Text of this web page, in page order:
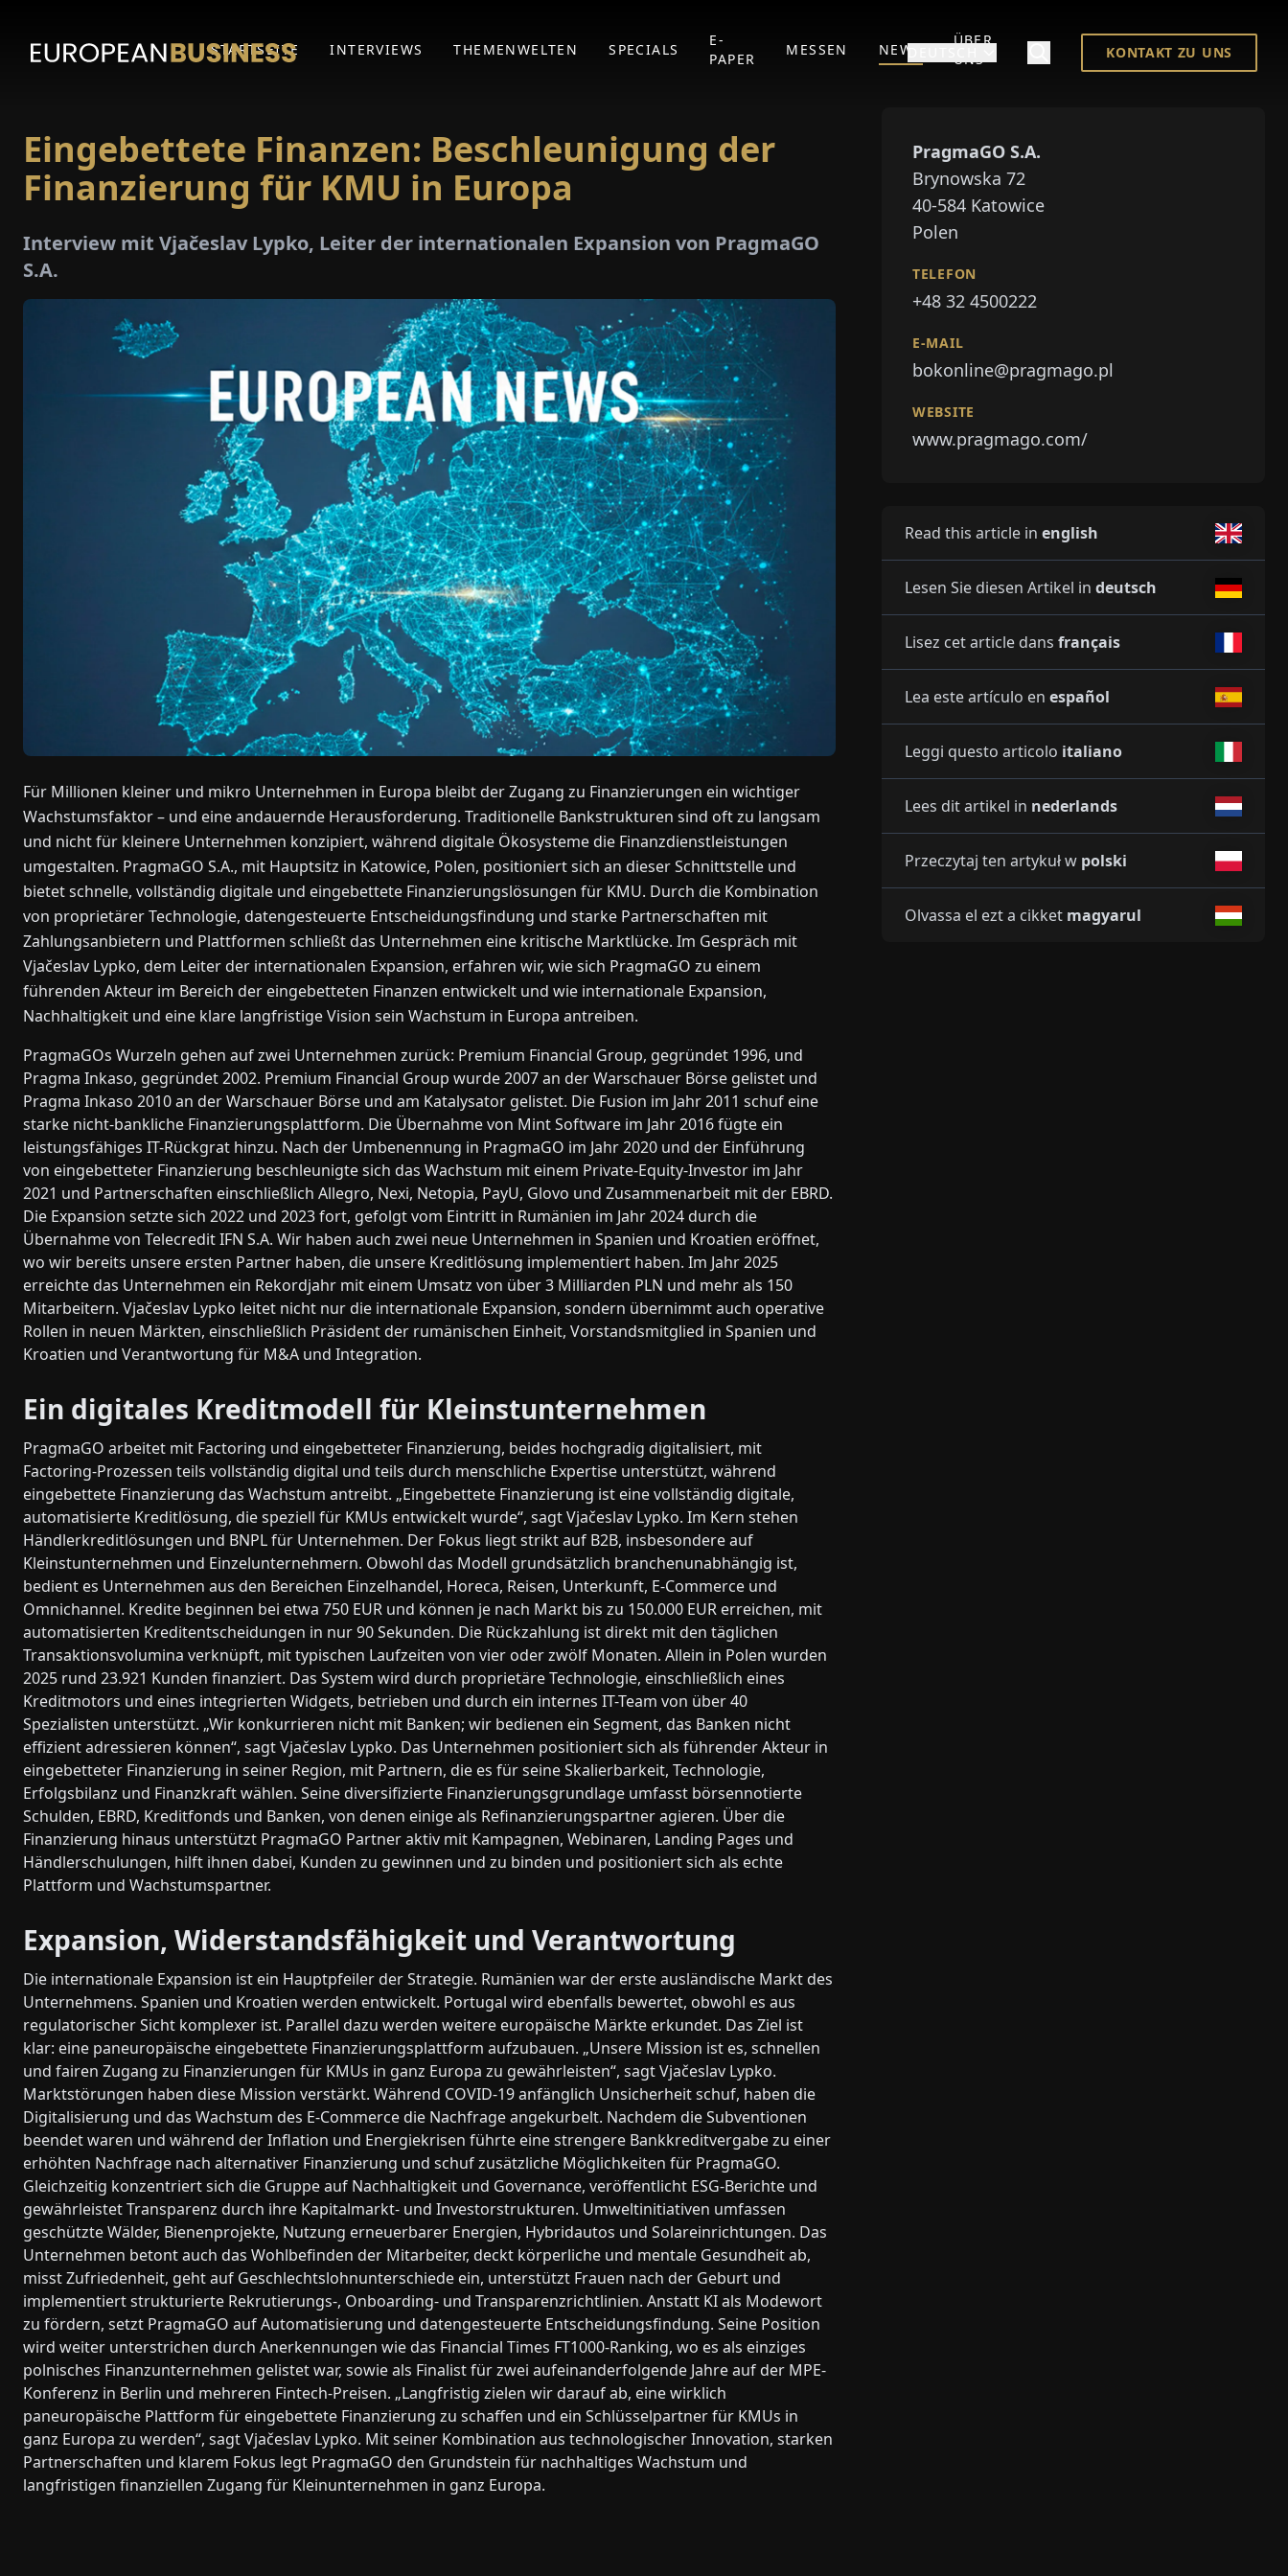
STARTSEITE INTERVIEWS THEMENWELTEN SPECIALS
E-
PAPER
MESSEN NEWS
ÜBER
UNS
KONTAKT ZU UNS
Eingebettete Finanzen: Beschleunigung der
Finanzierung für KMU in Europa
Interview mit Vjačeslav Lypko, Leiter der internationalen Expansion von PragmaGO
S.A.
Für Millionen kleiner und mikro Unternehmen in Europa bleibt der Zugang zu Finanzierungen ein wichtiger
Wachstumsfaktor – und eine andauernde Herausforderung. Traditionelle Bankstrukturen sind oft zu langsam
und nicht für kleinere Unternehmen konzipiert, während digitale Ökosysteme die Finanzdienstleistungen
umgestalten. PragmaGO S.A., mit Hauptsitz in Katowice, Polen, positioniert sich an dieser Schnittstelle und
bietet schnelle, vollständig digitale und eingebettete Finanzierungslösungen für KMU. Durch die Kombination
von proprietärer Technologie, datengesteuerte Entscheidungsfindung und starke Partnerschaften mit
Zahlungsanbietern und Plattformen schließt das Unternehmen eine kritische Marktlücke. Im Gespräch mit
Vjačeslav Lypko, dem Leiter der internationalen Expansion, erfahren wir, wie sich PragmaGO zu einem
führenden Akteur im Bereich der eingebetteten Finanzen entwickelt und wie internationale Expansion,
Nachhaltigkeit und eine klare langfristige Vision sein Wachstum in Europa antreiben.
PragmaGOs Wurzeln gehen auf zwei Unternehmen zurück: Premium Financial Group, gegründet 1996, und
Pragma Inkaso, gegründet 2002. Premium Financial Group wurde 2007 an der Warschauer Börse gelistet und
Pragma Inkaso 2010 an der Warschauer Börse und am Katalysator gelistet. Die Fusion im Jahr 2011 schuf eine
starke nicht-bankliche Finanzierungsplattform. Die Übernahme von Mint Software im Jahr 2016 fügte ein
leistungsfähiges IT-Rückgrat hinzu. Nach der Umbenennung in PragmaGO im Jahr 2020 und der Einführung
von eingebetteter Finanzierung beschleunigte sich das Wachstum mit einem Private-Equity-Investor im Jahr
2021 und Partnerschaften einschließlich Allegro, Nexi, Netopia, PayU, Glovo und Zusammenarbeit mit der EBRD.
Die Expansion setzte sich 2022 und 2023 fort, gefolgt vom Eintritt in Rumänien im Jahr 2024 durch die
Übernahme von Telecredit IFN S.A. Wir haben auch zwei neue Unternehmen in Spanien und Kroatien eröffnet,
wo wir bereits unsere ersten Partner haben, die unsere Kreditlösung implementiert haben. Im Jahr 2025
erreichte das Unternehmen ein Rekordjahr mit einem Umsatz von über 3 Milliarden PLN und mehr als 150
Mitarbeitern. Vjačeslav Lypko leitet nicht nur die internationale Expansion, sondern übernimmt auch operative
Rollen in neuen Märkten, einschließlich Präsident der rumänischen Einheit, Vorstandsmitglied in Spanien und
Kroatien und Verantwortung für M&A und Integration.
Ein digitales Kreditmodell für Kleinstunternehmen
PragmaGO arbeitet mit Factoring und eingebetteter Finanzierung, beides hochgradig digitalisiert, mit
Factoring-Prozessen teils vollständig digital und teils durch menschliche Expertise unterstützt, während
eingebettete Finanzierung das Wachstum antreibt. „Eingebettete Finanzierung ist eine vollständig digitale,
automatisierte Kreditlösung, die speziell für KMUs entwickelt wurde“, sagt Vjačeslav Lypko. Im Kern stehen
Händlerkreditlösungen und BNPL für Unternehmen. Der Fokus liegt strikt auf B2B, insbesondere auf
Kleinstunternehmen und Einzelunternehmern. Obwohl das Modell grundsätzlich branchenunabhängig ist,
bedient es Unternehmen aus den Bereichen Einzelhandel, Horeca, Reisen, Unterkunft, E-Commerce und
Omnichannel. Kredite beginnen bei etwa 750 EUR und können je nach Markt bis zu 150.000 EUR erreichen, mit
automatisierten Kreditentscheidungen in nur 90 Sekunden. Die Rückzahlung ist direkt mit den täglichen
Transaktionsvolumina verknüpft, mit typischen Laufzeiten von vier oder zwölf Monaten. Allein in Polen wurden
2025 rund 23.921 Kunden finanziert. Das System wird durch proprietäre Technologie, einschließlich eines
Kreditmotors und eines integrierten Widgets, betrieben und durch ein internes IT-Team von über 40
Spezialisten unterstützt. „Wir konkurrieren nicht mit Banken; wir bedienen ein Segment, das Banken nicht
effizient adressieren können“, sagt Vjačeslav Lypko. Das Unternehmen positioniert sich als führender Akteur in
eingebetteter Finanzierung in seiner Region, mit Partnern, die es für seine Skalierbarkeit, Technologie,
Erfolgsbilanz und Finanzkraft wählen. Seine diversifizierte Finanzierungsgrundlage umfasst börsennotierte
Schulden, EBRD, Kreditfonds und Banken, von denen einige als Refinanzierungspartner agieren. Über die
Finanzierung hinaus unterstützt PragmaGO Partner aktiv mit Kampagnen, Webinaren, Landing Pages und
Händlerschulungen, hilft ihnen dabei, Kunden zu gewinnen und zu binden und positioniert sich als echte
Plattform und Wachstumspartner.
Expansion, Widerstandsfähigkeit und ­Verantwortung
Die internationale Expansion ist ein Hauptpfeiler der Strategie. Rumänien war der erste ausländische Markt des
Unternehmens. Spanien und Kroatien werden entwickelt. Portugal wird ebenfalls bewertet, obwohl es aus
regulatorischer Sicht komplexer ist. Parallel dazu werden weitere europäische Märkte erkundet. Das Ziel ist
klar: eine paneuropäische eingebettete Finanzierungsplattform aufzubauen. „Unsere Mission ist es, schnellen
und fairen Zugang zu Finanzierungen für KMUs in ganz Europa zu gewährleisten“, sagt Vjačeslav Lypko.
Marktstörungen haben diese Mission verstärkt. Während COVID-19 anfänglich Unsicherheit schuf, haben die
Digitalisierung und das Wachstum des E-Commerce die Nachfrage angekurbelt. Nachdem die Subventionen
beendet waren und während der Inflation und Energiekrisen führte eine strengere Bankkreditvergabe zu einer
erhöhten Nachfrage nach alternativer Finanzierung und schuf zusätzliche Möglichkeiten für PragmaGO.
Gleichzeitig konzentriert sich die Gruppe auf Nachhaltigkeit und Governance, veröffentlicht ESG-Berichte und
gewährleistet Transparenz durch ihre Kapitalmarkt- und Investorstrukturen. Umweltinitiativen umfassen
geschützte Wälder, Bienenprojekte, Nutzung erneuerbarer Energien, Hybridautos und Solareinrichtungen. Das
Unternehmen betont auch das Wohlbefinden der Mitarbeiter, deckt körperliche und mentale Gesundheit ab,
misst Zufriedenheit, geht auf Geschlechtslohnunterschiede ein, unterstützt Frauen nach der Geburt und
implementiert strukturierte Rekrutierungs-, Onboarding- und Transparenzrichtlinien. Anstatt KI als Modewort
zu fördern, setzt PragmaGO auf Automatisierung und datengesteuerte Entscheidungsfindung. Seine Position
wird weiter unterstrichen durch Anerkennungen wie das Financial Times FT1000-Ranking, wo es als einziges
polnisches Finanzunternehmen gelistet war, sowie als Finalist für zwei aufeinanderfolgende Jahre auf der MPE-
Konferenz in Berlin und mehreren Fintech-Preisen. „Langfristig zielen wir darauf ab, eine wirklich
paneuropäische Plattform für eingebettete Finanzierung zu schaffen und ein Schlüsselpartner für KMUs in
ganz Europa zu werden“, sagt Vjačeslav Lypko. Mit seiner Kombination aus technologischer Innovation, starken
Partnerschaften und klarem Fokus legt PragmaGO den Grundstein für nachhaltiges Wachstum und
langfristigen finanziellen Zugang für Kleinunternehmen in ganz Europa.
PragmaGO S.A.
Brynowska 72
40-584 Katowice
Polen
TELEFON
+48 32 4500222
E-MAIL
bokonline@pragmago.pl
WEBSITE
www.pragmago.com/
Read this article in english
Lesen Sie diesen Artikel in deutsch
Lisez cet article dans français
Lea este artículo en español
Leggi questo articolo italiano
Lees dit artikel in nederlands
Przeczytaj ten artykuł w polski
Olvassa el ezt a cikket magyarul